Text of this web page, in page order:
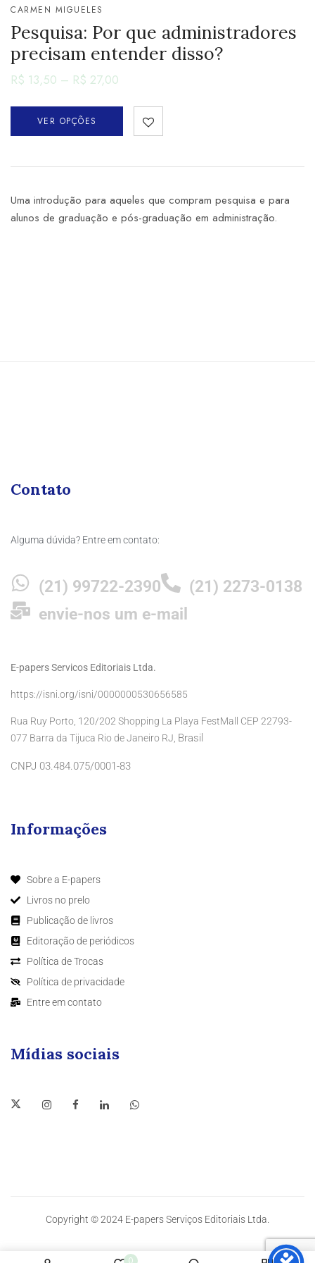
CARMEN MIGUELES
Pesquisa: Por que administradores
precisam entender disso?
R$ 13,50 – R$ 27,00
VER OPÇÕES
Uma introdução para aqueles que compram pesquisa e para
alunos de graduação e pós-graduação em administração.
Contato
Alguma dúvida? Entre em contato:
(21) 99722-2390
(21) 2273-0138
envie-nos um e-mail
E-papers Servicos Editoriais Ltda.
https://isni.org/isni/0000000530656585
Rua Ruy Porto, 120/202 Shopping La Playa FestMall CEP 22793-
077 Barra da Tijuca Rio de Janeiro RJ, Brasil
CNPJ 03.484.075/0001-83
Informações
Sobre a E-papers
Livros no prelo
Publicação de livros
Editoração de periódicos
Política de Trocas
Política de privacidade
Entre em contato
Mídias sociais
Copyright © 2024 E-papers Serviços Editoriais Ltda.